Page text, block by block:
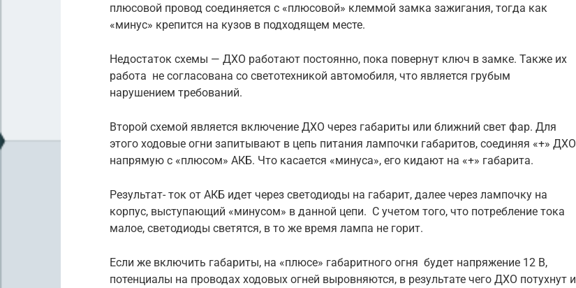
плюсовой провод соединяется с «плюсовой» клеммой замка зажигания, тогда как
«минус» крепится на кузов в подходящем месте.
Недостаток схемы — ДХО работают постоянно, пока повернут ключ в замке. Также их
работа не согласована со светотехникой автомобиля, что является грубым
нарушением требований.
Второй схемой является включение ДХО через габариты или ближний свет фар. Для
этого ходовые огни запитывают в цепь питания лампочки габаритов, соединяя «+» ДХО
напрямую с «плюсом» АКБ. Что касается «минуса», его кидают на «+» габарита.
Результат- ток от АКБ идет через светодиоды на габарит, далее через лампочку на
корпус, выступающий «минусом» в данной цепи. С учетом того, что потребление тока
малое, светодиоды светятся, в то же время лампа не горит.
Если же включить габариты, на «плюсе» габаритного огня будет напряжение 12 В,
потенциалы на проводах ходовых огней выровняются, в результате чего ДХО потухнут и